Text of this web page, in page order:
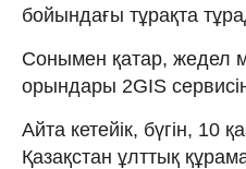
бойындағы тұрақта
Сонымен қатар, жедел
орындары 2GIS
Айта кетейік, бүгін, 10
Қазақстан ұлттық